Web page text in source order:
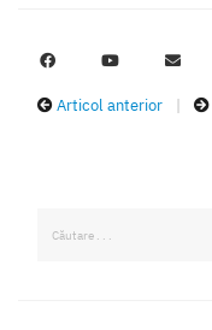
Articol anterior |